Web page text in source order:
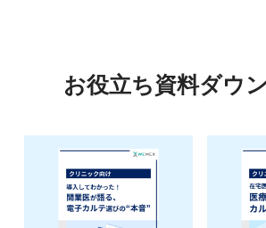
お役立ち資料ダウ